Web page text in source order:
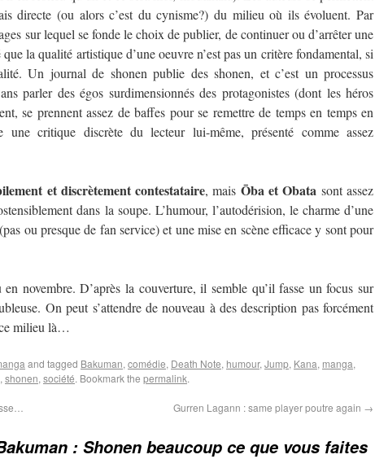
directe (ou alors c’est du cynisme?) du milieu où ils évoluent. Par
sur lequel se fonde le choix de publier, de continuer ou d’arrêter une
la qualité artistique d’une oeuvre n’est pas un critère fondamental, si
Un journal de shonen publie des shonen, et c’est un processus
parler des égos surdimensionnés des protagonistes (dont les héros
se prennent assez de baffes pour se remettre de temps en temps en
une critique discrète du lecteur lui-même, présenté comme assez
et discrètement contestataire, mais Ōba et Obata sont assez
dans la soupe. L’humour, l’autodérision, le charme d’une
ou presque de fan service) et une mise en scène efficace y sont pour
novembre. D’après la couverture, il semble qu’il fasse un focus sur
On peut s’attendre de nouveau à des description pas forcément
milieu là…
and tagged Bakuman, comédie, Death Note, humour, Jump, Kana, manga,
, shonen, société. Bookmark the permalink.
Gurren Lagann : same player poutre again →
: Shonen beaucoup ce que vous faites